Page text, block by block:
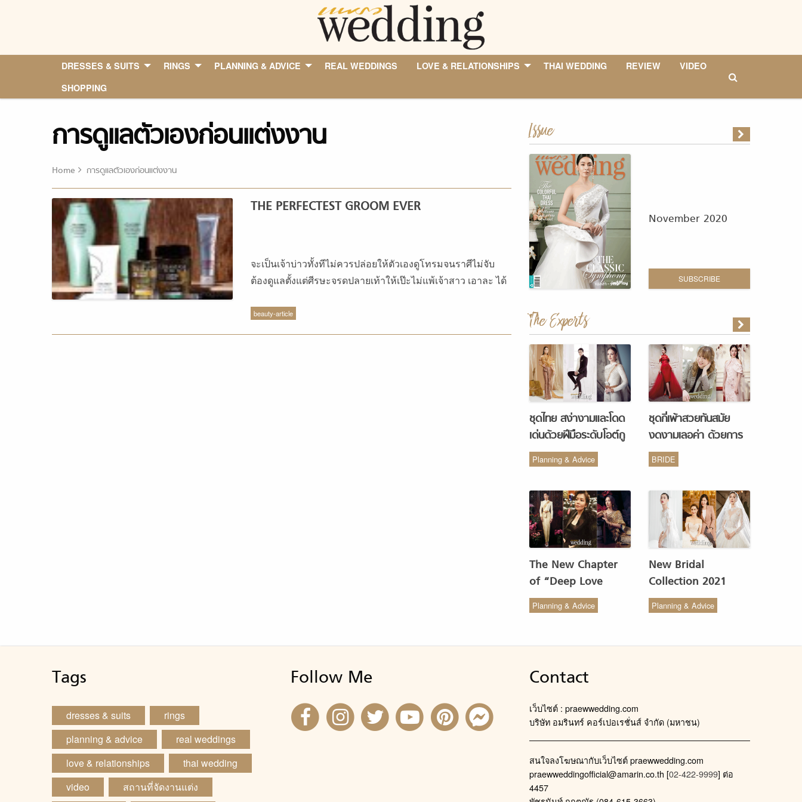
DRESSES & SUITS RINGS PLANNING & ADVICE REAL WEDDINGS LOVE & RELATIONSHIPS THAI WEDDING REVIEW
VIDEO
SHOPPING
การดูแลตัวเองก่อนแต่งงาน
Home การดูแลตัวเองก่อนแต่งงาน
THE PERFECTEST GROOM EVER
จะเป็นเจ้าบ่าวทั้งทีไม่ควรปล่อยให้ตัวเองดูโทรมจนราศีไม่จับ
ต้องดูแลตั้งแต่ศีรษะจรดปลายเท้าให้เป๊ะไม่แพ้เจ้าสาว เอาละ ได้
beauty-article
Issue
November 2020
SUBSCRIBE
The Experts
ชุดไทย สง่างามและโดด
เด่นด้วยฝีมือระดับโอต์กู
ตูร์ จากห้องเสื้อ Vanus
Couture
Planning & Advice
ชุดกี่เพ้าสวยทันสมัย
งดงามเลอค่า ด้วยการ
รังสรรค์จากห้องเสื้อ
Monique Wedding
BRIDE
The New Chapter
of “Deep Love
Wedding Studio” :
รังสรรค์ผ้าทอของไทยให้
Planning & Advice
New Bridal
Collection 2021
from COCO CHIC
สวย เรียบง่าย สไตล์มินิ
Planning & Advice
Tags
dresses & suits
rings
planning & advice
real weddings
love & relationships
thai wedding
video
สถานที่จัดงานแต่ง
Follow Me Contact
เว็บไซต์ : praewwedding.com
บริษัท อมรินทร์ คอร์เปอเรชั่นส์ จำกัด (มหาชน)
สนใจลงโฆษณากับเว็บไซต์ praewwedding.com
praewweddingofficial@amarin.co.th [02-422-9999] ต่อ
4457